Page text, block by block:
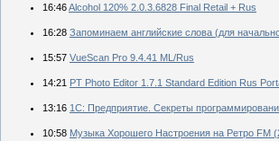
16:46Alcohol 120% 2.0.3.6828 Final Retail + Rus
16:28 Запоминаем английские слова (для
15:57 VueScan Pro 9.4.41 ML/Rus
14:21 PT Photo Editor 1.7.1 Standard Edition Rus
13:16 1С: Предприятие. Секреты
10:58 Музыка Хорошего Настроения на Ретро FM